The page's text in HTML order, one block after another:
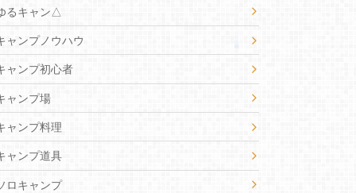
るキャン△
ャンプノウハウ
ャンプ初心者
ャンプ場
ャンプ料理
ャンプ道具
ロキャンプ